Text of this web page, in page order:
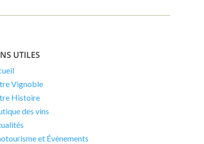
UTILES
Vignoble
Histoire
des vins
et Évènements